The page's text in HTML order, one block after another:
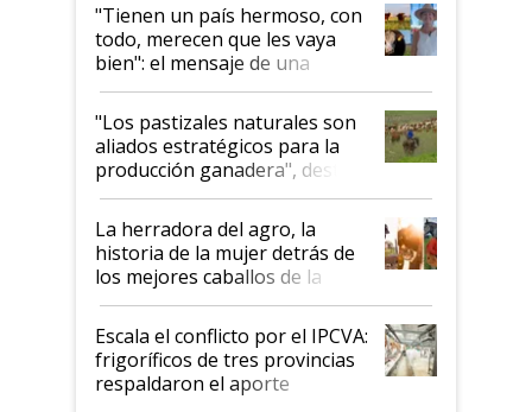
"Tienen un país hermoso, con
todo, merecen que les vaya
bien": el mensaje de una
ganadera uruguaya sobre las
oportunidades que se abren
para el agro en Argentina, con
foco en la carne
"Los pastizales naturales son
aliados estratégicos para la
producción ganadera", destaca
la iniciativa que ya reúne a 46
establecimientos en Argentina
La herradora del agro, la
historia de la mujer detrás de
los mejores caballos de la
Argentina y los mitos que
todavía hacen sufrir a estos
animales: "Mientras me
descalificaban, yo seguí
haciendo currículum"
Escala el conflicto por el IPCVA:
frigoríficos de tres provincias
respaldaron el aporte